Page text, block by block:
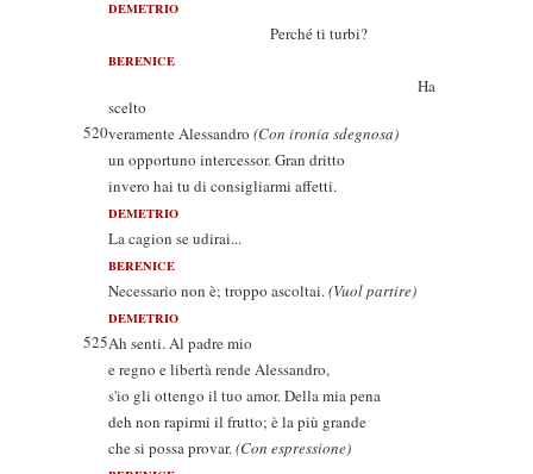
DEMETRIO
Perché ti turbi?
BERENICE
Ha
scelto
520veramente Alessandro (Con ironia sdegnosa)
un opportuno intercessor. Gran dritto
invero hai tu di consigliarmi affetti.
DEMETRIO
La cagion se udirai...
BERENICE
Necessario non è; troppo ascoltai.(Vuol partire)
DEMETRIO
525Ah senti. Al padre mio
e regno e libertà rende Alessandro,
s'io gli ottengo il tuo amor. Della mia pena
deh non rapirmi il frutto; è la più grande
che si possa provar.(Con espressione)